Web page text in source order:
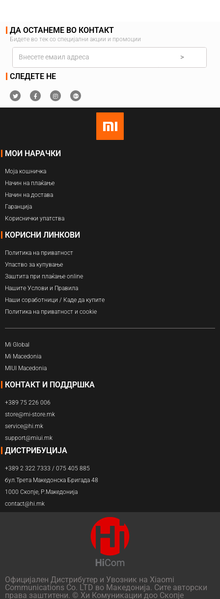
ДА ОСТАНЕМЕ ВО КОНТАКТ
Бидете во тек со специјални акции и промоции
>
СЛЕДЕТЕ НЕ
МОИ НАРАЧКИ
Моја кошничка
Начин на плаќање
Начин на достава
Гаранција
Кориснички упатства
КОРИСНИ ЛИНКОВИ
Политика на приватност
Упаство за купување
Заштита при плаќање online
Нашите Услови и Правила
Наши соработници / Каде да купите
Политика на приватност и cookie
Mi Global
Mi Macedonia
MIUI Macedonia
КОНТАКТ И ПОДДРШКА
+389 75 226 006
store@mi-store.mk
service@hi.mk
support@miui.mk
ДИСТРИБУЦИЈА
+389 2 322 7333 / 075 405 885
бул.Трета Македонска Бригада 48
1000 Скопје, Р.Македонија
contact@hi.mk
Официјален Дистрибутер и Увозник на Xiaomi
Communications Co. LTD во Македонија. Сите авторски
права заштитени. © Хи Комуникации доо Скопје